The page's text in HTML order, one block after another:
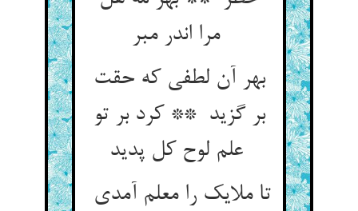
مرا اندر مبر
بهر آن لطفی که حقت
بر گزید ** کرد بر تو
علم لوح کل پدید
تا ملایک را معلم آمدی